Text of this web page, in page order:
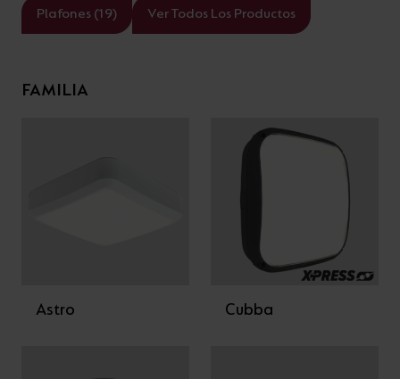
Plafones (19) Ver Todos Los Productos
FAMILIA
Astro Cubba